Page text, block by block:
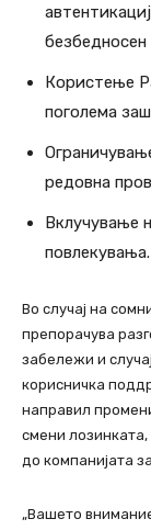
безбедносен
Користење
поголема
редовна
Вклучување
повлекувања.
Во случај на
препорачува
забележи и
корисничка
направил
смени
до компанијата
„Вашето